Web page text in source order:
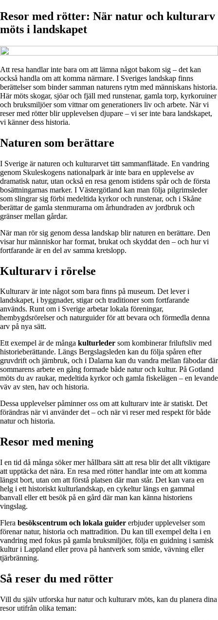
Resor med rötter: När natur och kulturarv
möts i landskapet
Att resa handlar inte bara om att lämna något bakom sig – det kan
också handla om att komma närmare. I Sveriges landskap finns
berättelser som binder samman naturens rytm med människans historia.
Här möts skogar, sjöar och fjäll med runstenar, gamla torp, kyrkoruiner
och bruksmiljöer som vittnar om generationers liv och arbete. När vi
reser med rötter blir upplevelsen djupare – vi ser inte bara landskapet,
vi känner dess historia.
Naturen som berättare
I Sverige är naturen och kulturarvet tätt sammanflätade. En vandring
genom Skuleskogens nationalpark är inte bara en upplevelse av
dramatisk natur, utan också en resa genom istidens spår och de första
bosättningarnas marker. I Västergötland kan man följa pilgrimsleder
som slingrar sig förbi medeltida kyrkor och runstenar, och i Skåne
berättar de gamla stenmurarna om århundraden av jordbruk och
gränser mellan gårdar.
När man rör sig genom dessa landskap blir naturen en berättare. Den
visar hur människor har format, brukat och skyddat den – och hur vi
fortfarande är en del av samma kretslopp.
Kulturarv i rörelse
Kulturarv är inte något som bara finns på museum. Det lever i
landskapet, i byggnader, stigar och traditioner som fortfarande
används. Runt om i Sverige arbetar lokala föreningar,
hembygdsrörelser och naturguider för att bevara och förmedla denna
arv på nya sätt.
Ett exempel är de många kulturleder som kombinerar friluftsliv med
historieberättande. Längs Bergslagsleden kan du följa spåren efter
gruvdrift och järnbruk, och i Dalarna kan du vandra mellan fäbodar där
sommarens arbete en gång formade både natur och kultur. På Gotland
möts du av raukar, medeltida kyrkor och gamla fiskelägen – en levande
väv av sten, hav och historia.
Dessa upplevelser påminner oss om att kulturarv inte är statiskt. Det
förändras när vi använder det – och när vi reser med respekt för både
natur och historia.
Resor med mening
I en tid då många söker mer hållbara sätt att resa blir det allt viktigare
att upptäcka det nära. En resa med rötter handlar inte om att komma
längst bort, utan om att förstå platsen där man står. Det kan vara en
helg i ett historiskt kulturlandskap, en cykeltur längs en gammal
banvall eller ett besök på en gård där man kan känna historiens
vingslag.
Flera besökscentrum och lokala guider erbjuder upplevelser som
förenar natur, historia och mattradition. Du kan till exempel delta i en
vandring med fokus på gamla bruksmiljöer, följa en guidning i samisk
kultur i Lappland eller prova på hantverk som smide, vävning eller
tjärbränning.
Så reser du med rötter
Vill du själv utforska hur natur och kulturarv möts, kan du planera dina
resor utifrån olika teman: